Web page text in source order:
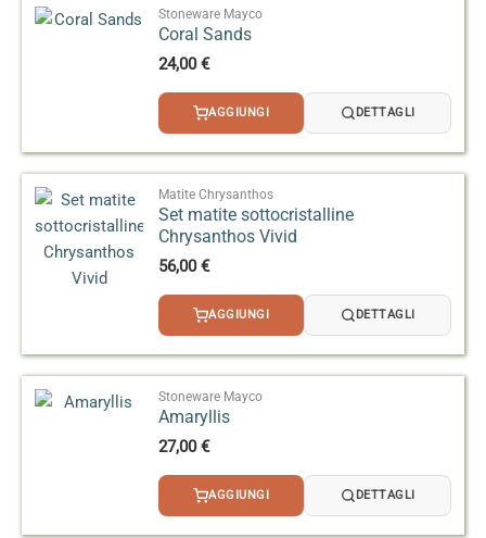
Stoneware Mayco
Coral Sands
24,00€
AGGIUNGI DETTAGLI
Matite Chrysanthos
Set matite sottocristalline
Chrysanthos Vivid
56,00€
AGGIUNGI DETTAGLI
Stoneware Mayco
Amaryllis
27,00€
AGGIUNGI DETTAGLI